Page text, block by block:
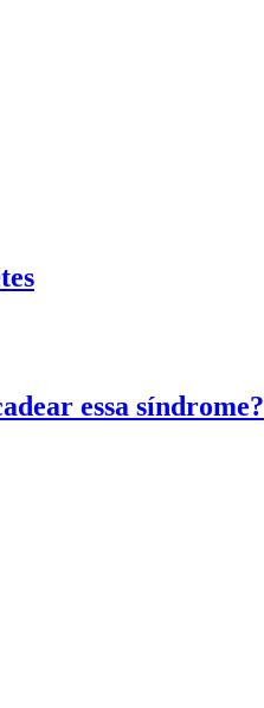
essa síndrome?